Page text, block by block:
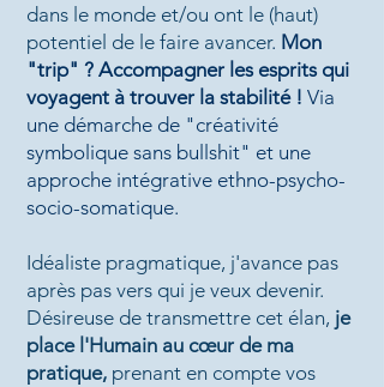
dans le monde et/ou ont le (haut)
potentiel de le faire avancer. Mon
"trip" ? Accompagner les esprits qui
voyagent à trouver la stabilité ! Via
une démarche de " créativité
symbolique sans bullshit" et une
approche intégrative ethno-psycho-
socio-somatique.
Idéaliste pragmatique, j'avance pas
après pas vers qui je veux devenir.
Désireuse de transmettre cet élan, je
place l'Humain au cœur de ma
pratique, prenant en compte vos